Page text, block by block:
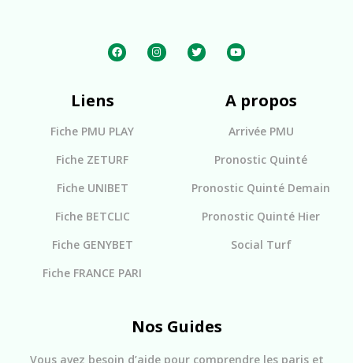
Liens
Fiche PMU PLAY
Fiche ZETURF
Fiche UNIBET
Fiche BETCLIC
Fiche GENYBET
Fiche FRANCE PARI
A propos
Arrivée PMU
Pronostic Quinté
Pronostic Quinté Demain
Pronostic Quinté Hier
Social Turf
Nos Guides
Vous avez besoin d’aide pour comprendre les paris et